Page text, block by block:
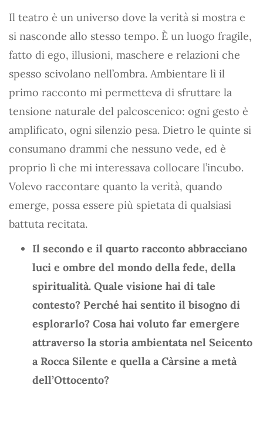
Il teatro è un universo dove la verità si mostra e
si nasconde allo stesso tempo. È un luogo fragile,
fatto di ego, illusioni, maschere e relazioni che
spesso scivolano nell’ombra. Ambientare lì il
primo racconto mi permetteva di sfruttare la
tensione naturale del palcoscenico: ogni gesto è
amplificato, ogni silenzio pesa. Dietro le quinte si
consumano drammi che nessuno vede, ed è
proprio lì che mi interessava collocare l’incubo.
Volevo raccontare quanto la verità, quando
emerge, possa essere più spietata di qualsiasi
battuta recitata.
Il secondo e il quarto racconto abbracciano
luci e ombre del mondo della fede, della
spiritualità. Quale visione hai di tale
contesto? Perché hai sentito il bisogno di
esplorarlo? Cosa hai voluto far emergere
attraverso la storia ambientata nel Seicento
a Rocca Silente e quella a Càrsine a metà
dell’Ottocento?